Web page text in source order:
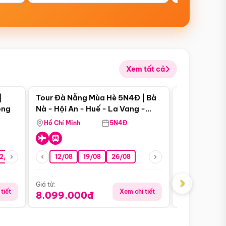
Xem tất cả
08 26/08 05/09 09/09 12/09
tiết
Điểm nổi bật
Tour Đà Nẵng Mùa Hè 5N4Đ | Bà
Nà - Hội An - Huế - La Vang -
Động Thiên Đường
Hồ Chí Minh 5N4Đ
12/08 19/08 26/08
Giá từ:
8.099.000đ Xem chi tiết
Giá từ:
›